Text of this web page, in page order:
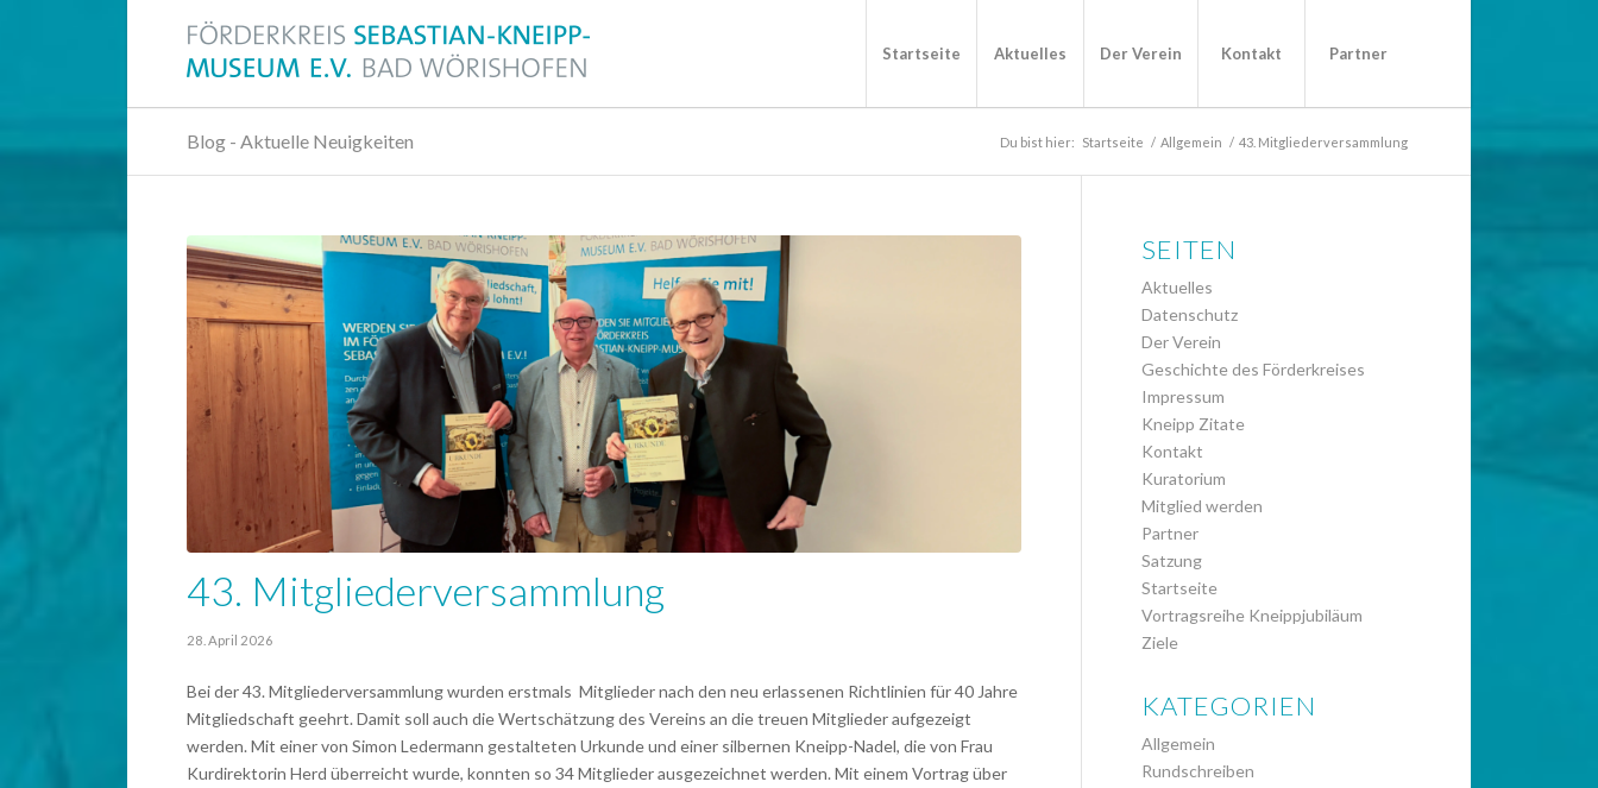
Startseite Aktuelles Der Verein Kontakt Partner
Blog - Aktuelle Neuigkeiten Du bist hier: Startseite / Allgemein / 43. Mitgliederversammlung
43. Mitgliederversammlung
28. April 2026
Bei der 43. Mitgliederversammlung wurden erstmals Mitglieder nach den neu erlassenen Richtlinien für 40 Jahre
Mitgliedschaft geehrt. Damit soll auch die Wertschätzung des Vereins an die treuen Mitglieder aufgezeigt
werden. Mit einer von Simon Ledermann gestalteten Urkunde und einer silbernen Kneipp-Nadel, die von Frau
Kurdirektorin Herd überreicht wurde, konnten so 34 Mitglieder ausgezeichnet werden. Mit einem Vortrag über
SEITEN
Aktuelles
Datenschutz
Der Verein
Geschichte des Förderkreises
Impressum
Kneipp Zitate
Kontakt
Kuratorium
Mitglied werden
Partner
Satzung
Startseite
Vortragsreihe Kneippjubiläum
Ziele
KATEGORIEN
Allgemein
Rundschreiben